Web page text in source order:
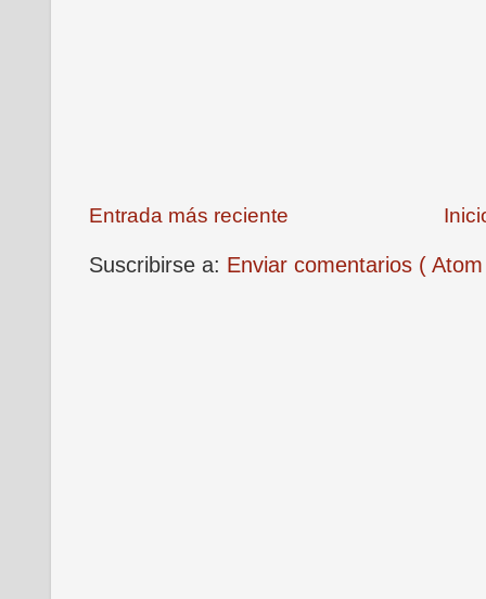
Entrada más reciente
Suscribirse a: Enviar comentarios (